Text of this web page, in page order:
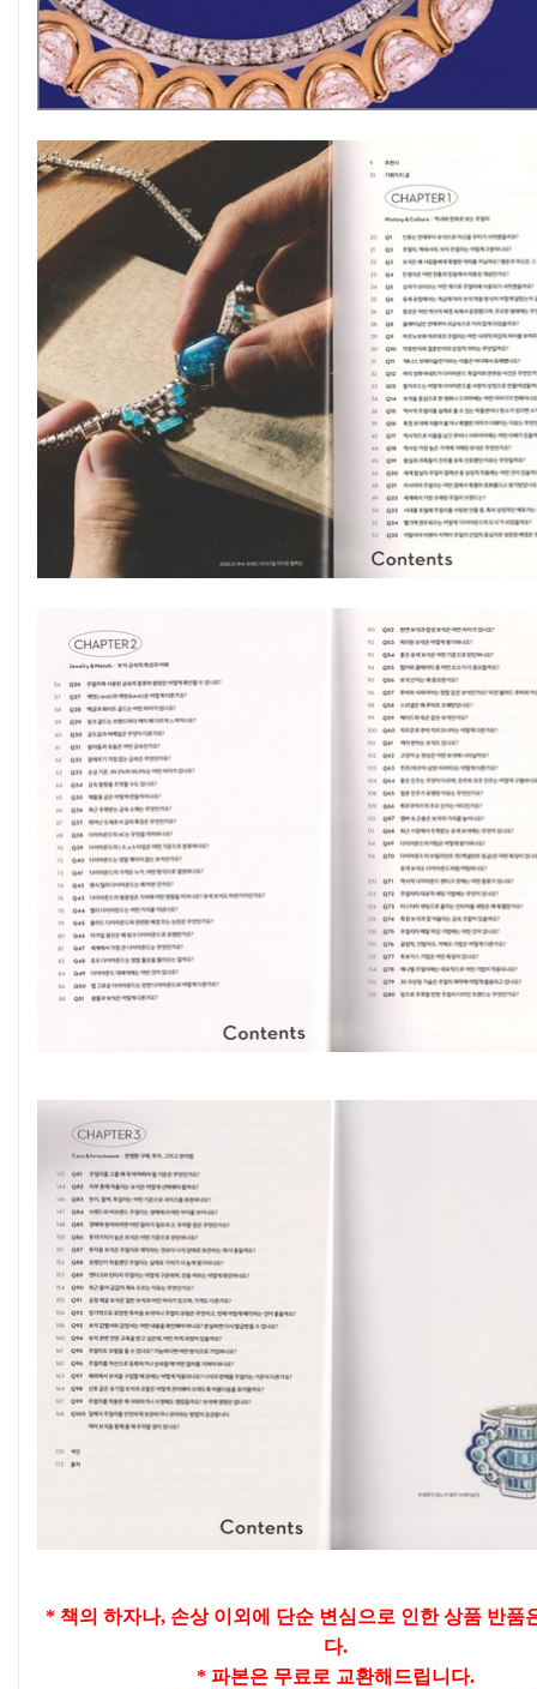
* 책의 하자나, 손상 이외에 단순 변심으로 인한 상품 반품
다.
* 파본은 무료로 교환해드립니다.